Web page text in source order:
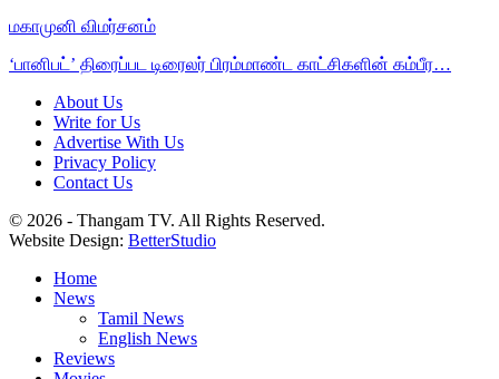
மகாமுனி விமர்சனம்
‘பானிபட்’ திரைப்பட டிரைலர் பிரம்மாண்ட காட்சிகளின் கம்பீர…
About Us
Write for Us
Advertise With Us
Privacy Policy
Contact Us
© 2026 - Thangam TV. All Rights Reserved.
Website Design: BetterStudio
Home
News
Tamil News
English News
Reviews